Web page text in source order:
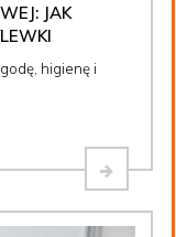
JAK
higienę i